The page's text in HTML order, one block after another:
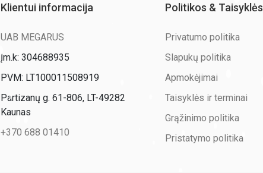
Klientui informacija
UAB MEGARUS
Įm.k: 304688935
PVM: LT100011508919
Partizanų g. 61-806, LT-49282
Kaunas
+370 688 01410
Politikos & Taisyklės
Privatumo politika
Slapukų politika
Apmokėjimai
Taisyklės ir terminai
Grąžinimo politika
Pristatymo politika